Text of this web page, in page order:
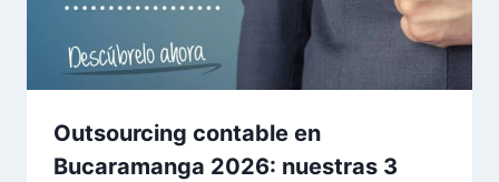
Outsourcing contable en
Bucaramanga 2026: nuestras 3